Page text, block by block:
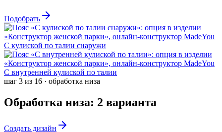
Подобрать
С кулиской по талии снаружи
С внутренней кулиской по талии
шаг 3 из 16 · обработка низа
Обработка низа: 2 варианта
Создать дизайн